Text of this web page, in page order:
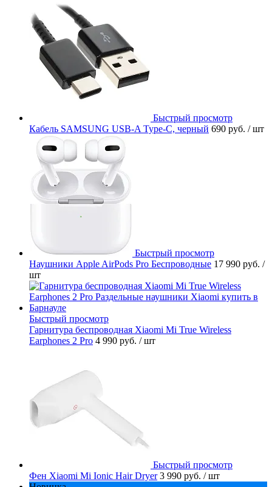
Быстрый просмотр
Кабель SAMSUNG USB-A Type-C, черный 690 руб. / шт
Быстрый просмотр
Наушники Apple AirPods Pro Беспроводные 17 990 руб. /
шт
Быстрый просмотр
Гарнитура беспроводная Xiaomi Mi True Wireless
Earphones 2 Pro 4 990 руб. / шт
Быстрый просмотр
Фен Xiaomi Mi Ionic Hair Dryer 3 990 руб. / шт